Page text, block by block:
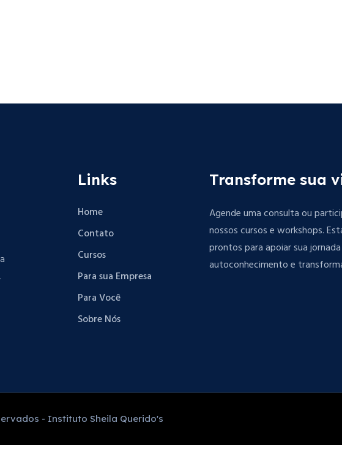
Links
Home
Contato
Cursos
Para sua Empresa
Para Você
Sobre Nós
Transforme sua
Agende uma consulta ou
nossos cursos e workshops.
prontos para apoiar sua
autoconhecimento e
- Instituto Sheila Querido's